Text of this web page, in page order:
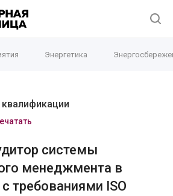
Энергетика
системы
менеджмента в
требованиями ISO